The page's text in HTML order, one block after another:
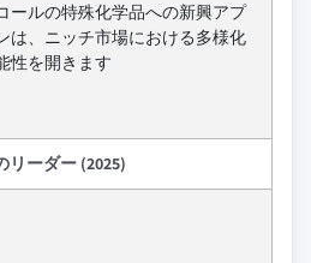
ールの特殊化学品への新興アプ
は、ニッチ市場における多様化
性を開きます
リーダー (2025)